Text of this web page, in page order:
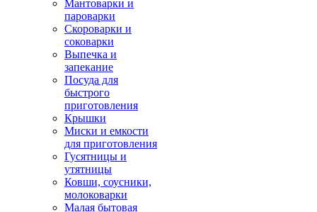
Мантоварки и
пароварки
Скороварки и
соковарки
Выпечка и
запекание
Посуда для
быстрого
приготовления
Крышки
Миски и емкости
для приготовления
Гусятницы и
утятницы
Ковши, соусники,
молоковарки
Малая бытовая